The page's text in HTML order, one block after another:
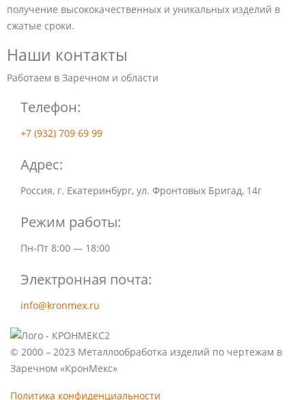
получение высококачественных и уникальных изделий в
сжатые сроки.
Наши контакты
Работаем в Заречном и области
Телефон:
+7 (932) 709 69 99
Адрес:
Россия, г. Екатеринбург, ул. Фронтовых Бригад, 14г
Режим работы:
Пн-Пт 8:00 — 18:00
Электронная почта:
info@kronmex.ru
© 2000 – 2023 Металлообработка изделий по чертежам в
Заречном «КронМекс»
Политика конфиденциальности